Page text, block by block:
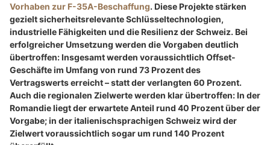
Vorhaben zur F-35A-Beschaffung. Diese Projekte stärken
gezielt sicherheitsrelevante Schlüsseltechnologien,
industrielle Fähigkeiten und die Resilienz der Schweiz. Bei
erfolgreicher Umsetzung werden die Vorgaben deutlich
übertroffen: Insgesamt werden voraussichtlich Offset-
Geschäfte im Umfang von rund 73 Prozent des
Vertragswerts erreicht – statt der verlangten 60 Prozent.
Auch die regionalen Zielwerte werden klar übertroffen: In der
Romandie liegt der erwartete Anteil rund 40 Prozent über der
Vorgabe; in der italienischsprachigen Schweiz wird der
Zielwert voraussichtlich sogar um rund 140 Prozent